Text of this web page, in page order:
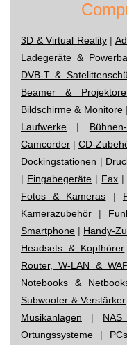
3D & Virtual Reality|
Ladegeräte &
DVB-T &
Beamer &
Bildschirme & Monitore|
Laufwerke |
Camcorder | CD-
Dockingstationen |
| Eingabegeräte | Fax |
Fotos & Kameras |
Kamerazubehör |
Smartphone | Handy-
Headsets & Kopfhörer
Router, W-LAN &
Notebooks &
Subwoofer & Verstärker
Musikanlagen |
Ortungssysteme |